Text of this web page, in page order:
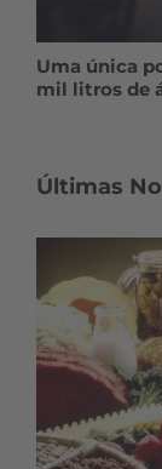
Uma única
mil litros de
Últimas